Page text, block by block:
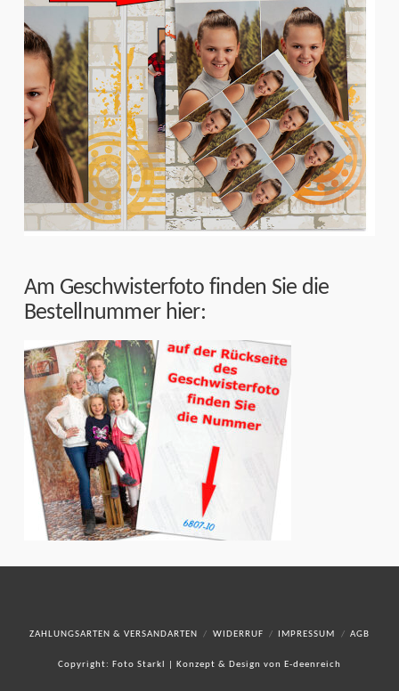
Am Geschwisterfoto finden Sie die
Bestellnummer hier:
ZAHLUNGSARTEN & VERSANDARTEN WIDERRUF IMPRESSUM AGB
Copyright: Foto Starkl | Konzept & Design von E-deenreich